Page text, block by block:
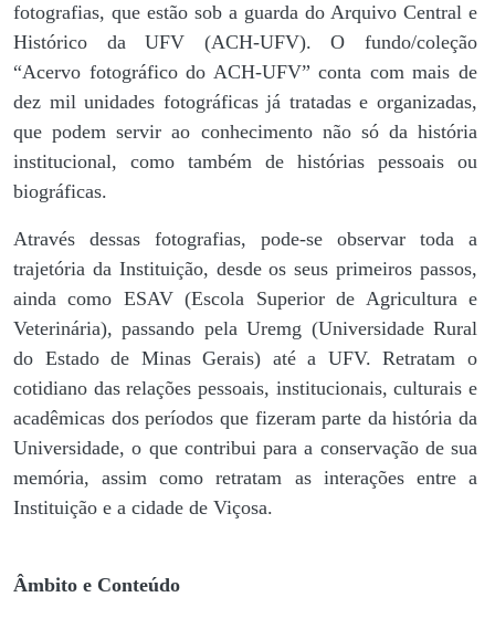
fotografias, que estão sob a guarda do Arquivo Central e
Histórico da UFV (ACH-UFV). O fundo/coleção
“Acervo fotográfico do ACH-UFV” conta com mais de
dez mil unidades fotográficas já tratadas e organizadas,
que podem servir ao conhecimento não só da história
institucional, como também de histórias pessoais ou
biográficas.
Através dessas fotografias, pode-se observar toda a
trajetória da Instituição, desde os seus primeiros passos,
ainda como ESAV (Escola Superior de Agricultura e
Veterinária), passando pela Uremg (Universidade Rural
do Estado de Minas Gerais) até a UFV. Retratam o
cotidiano das relações pessoais, institucionais, culturais e
acadêmicas dos períodos que fizeram parte da história da
Universidade, o que contribui para a conservação de sua
memória, assim como retratam as interações entre a
Instituição e a cidade de Viçosa.
Âmbito e Conteúdo